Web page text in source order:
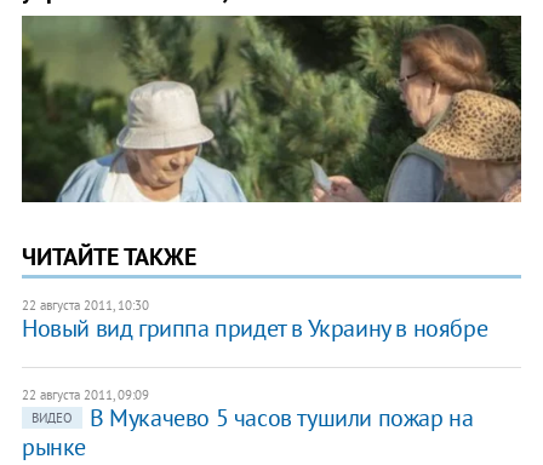
ЧИТАЙТЕ ТАКЖЕ
22 августа 2011, 10:30
Новый вид гриппа придет в Украину в ноябре
22 августа 2011, 09:09
ВИДЕО
В Мукачево 5 часов тушили пожар на
рынке